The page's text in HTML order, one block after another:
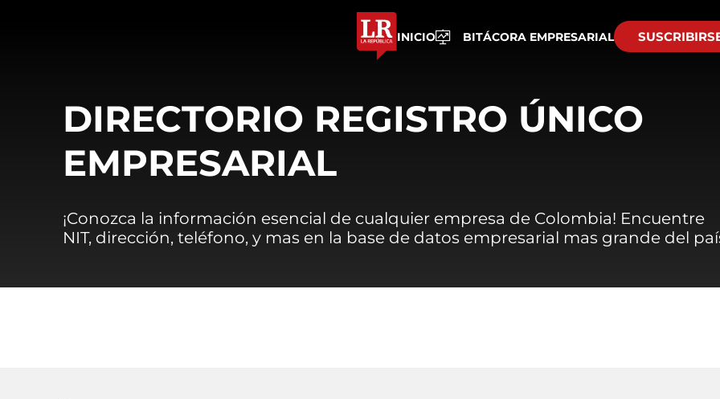
INICIO BITÁCORA EMPRESARIAL
DIRECTORIO REGISTRO ÚNICO
EMPRESARIAL
¡Conozca la información esencial de cualquier empresa de Colombia! Encuentre
NIT, dirección, teléfono, y mas en la base de datos empresarial mas grande del